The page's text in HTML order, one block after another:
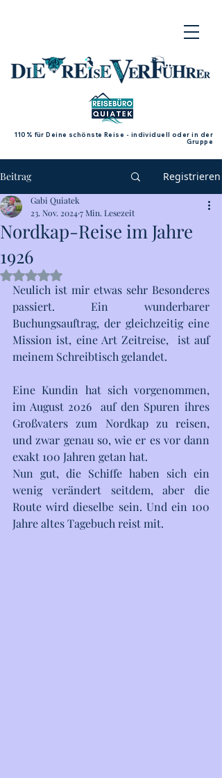
110% für Deine schönste Reise - individuell oder in der
Gruppe
Beitrag Registrieren
Nordkap-Reise im Jahre
1926
Gabi Quiatek
23. Nov. 20247 Min. Lesezeit
Mit NaN von 5 Sternen bewertet.
Neulich ist mir etwas sehr Besonderes
passiert. Ein wunderbarer
Buchungsauftrag, der gleichzeitig eine
Mission ist, eine Art Zeitreise,  ist auf
meinem Schreibtisch gelandet.
Eine Kundin hat sich vorgenommen,
im August 2026  auf den Spuren ihres
Großvaters zum Nordkap zu reisen,
und zwar genau so, wie er es vor dann
exakt 100 Jahren getan hat.
Nun gut, die Schiffe haben sich ein
wenig verändert seitdem, aber die
Route wird dieselbe sein. Und ein 100
Jahre altes Tagebuch reist mit.